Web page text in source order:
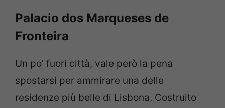
Palacio dos Marqueses de
Fronteira
Un po’ fuori città, vale però la pena
spostarsi per ammirare una delle
residenze più belle di Lisbona. Costruito